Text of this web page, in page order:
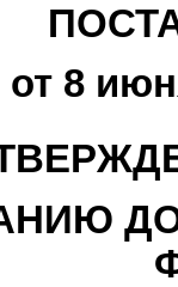
от 8